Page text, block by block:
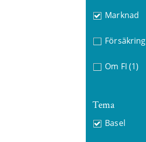
Marknad
Försäkring
Om FI (1)
Tema
Basel